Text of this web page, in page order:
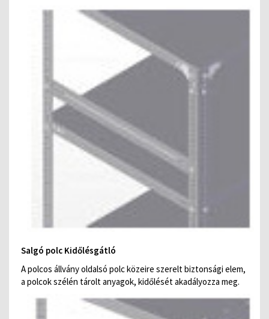
Salgó polc Kidőlésgátló
A polcos állvány oldalsó polc közeire szerelt biztonsági elem,
a polcok szélén tárolt anyagok, kidőlését akadályozza meg.